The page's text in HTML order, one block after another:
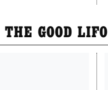
THE GOOD LIFO